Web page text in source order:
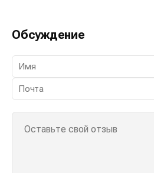
Обсуждение